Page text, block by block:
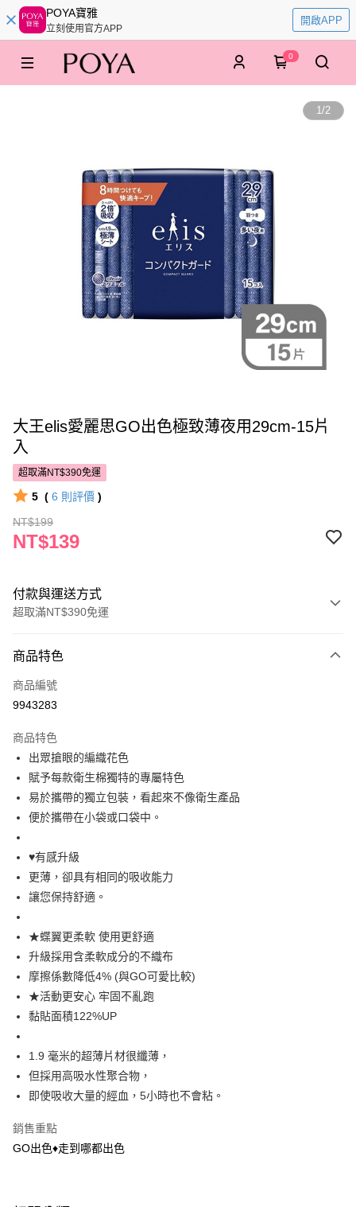
POYA寶雅
立刻使用官方APP
開啟APP
0
1/2
大王elis愛麗思GO出色極致薄夜用29cm-15片
入
超取滿NT$390免運
5 ( 6 則評價 )
NT$199
NT$139
付款與運送方式
超取滿NT$390免運
POYA支付
信用卡一次付款
LINE Pay
Apple Pay
街口支付
悠遊付
Google Pay
AFTEE先享後付
相關說明
【關於「AFTEE先享後付」】
AFTEE先享後付是「在收到商品之後才付款」的支付方式。 讓您購物簡單
１．簡單：不需註冊會員、不需綁卡、不需儲值。
２．便利：只要手機號碼，簡訊認證，即可結帳。
３．安心：先確認商品／服務後，再付款。
【「AFTEE先享後付」結帳流程】
１．於結帳方式選擇「AFTEE先享後付」後，將跳轉至「AFTEE先享後付」
２．訂單成立數日內，您將收到繳費通知簡訊。
３．收到繳費通知簡訊後14天內，點擊此簡訊中的連結，可透過四大超商／
※ 請注意：結帳手續完成當下不需立刻繳費，但若您需要取消訂單，請聯絡
後付繳納相關費用。
即享券
運送方式
全家取貨付款
每筆NT$65，滿NT$390(含以上)免運費
每筆NT$65，滿NT$390(含以上)免運費
商品特色
商品編號
9943283
商品特色
出眾搶眼的編織花色
賦予每款衛生棉獨特的專屬特色
易於攜帶的獨立包裝，看起來不像衛生產品
便於攜帶在小袋或口袋中。
♥有感升級
更薄，卻具有相同的吸收能力
讓您保持舒適。
★蝶翼更柔軟 使用更舒適
升級採用含柔軟成分的不織布
摩擦係數降低4% (與GO可愛比較)
★活動更安心 牢固不亂跑
黏貼面積122%UP
1.9 毫米的超薄片材很纖薄，
但採用高吸水性聚合物，
即使吸收大量的經血，5小時也不會粘。
銷售重點
GO出色♦走到哪都出色